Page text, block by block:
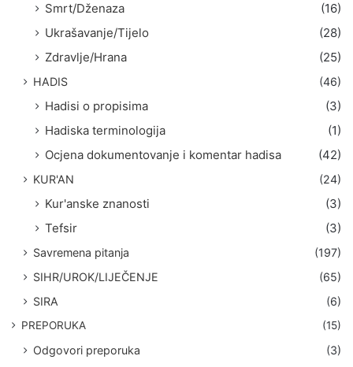
Smrt/Dženaza
(16)
Ukrašavanje/Tijelo
(28)
Zdravlje/Hrana
(25)
HADIS (46)
Hadisi o propisima
(3)
Hadiska terminologija
(1)
Ocjena dokumentovanje i komentar hadisa
(42)
KUR'AN (24)
Kur'anske znanosti
(3)
Tefsir
(3)
Savremena pitanja
(197)
SIHR/UROK/LIJEČENJE
(65)
SIRA
(6)
PREPORUKA (15)
Odgovori preporuka
(3)